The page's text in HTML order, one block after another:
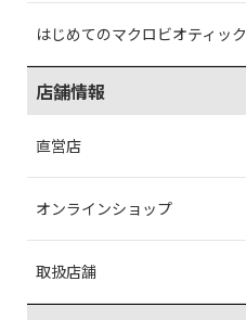
はじめてのマクロビオティック
店舗情報
直営店
オンラインショップ
取扱店舗